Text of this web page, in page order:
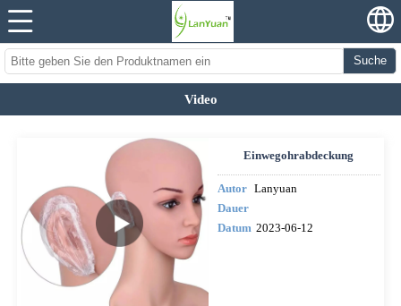
Suche
Video
Einwegohrabdeckung
Autor Lanyuan
Dauer
Datum 2023-06-12